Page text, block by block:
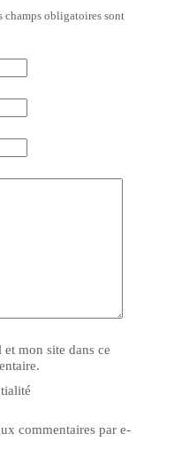
champs obligatoires sont
mon site dans ce
commentaires par e-